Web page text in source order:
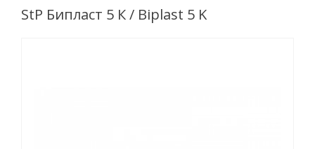
StP Бипласт 5 К / Biplast 5 K